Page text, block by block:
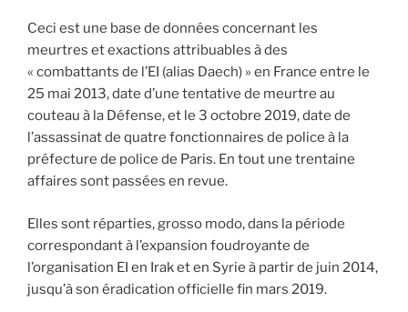
Ceci est une base de données concernant les
meurtres et exactions attribuables à des
« combattants de l’EI (alias Daech) » en France entre le
25 mai 2013, date d’une tentative de meurtre au
couteau à la Défense, et le 3 octobre 2019, date de
l’assassinat de quatre fonctionnaires de police à la
préfecture de police de Paris. En tout une trentaine
affaires sont passées en revue.
Elles sont réparties, grosso modo, dans la période
correspondant à l’expansion foudroyante de
l’organisation EI en Irak et en Syrie à partir de juin 2014,
jusqu’à son éradication officielle fin mars 2019.